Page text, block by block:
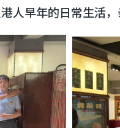
人早年的日常生活